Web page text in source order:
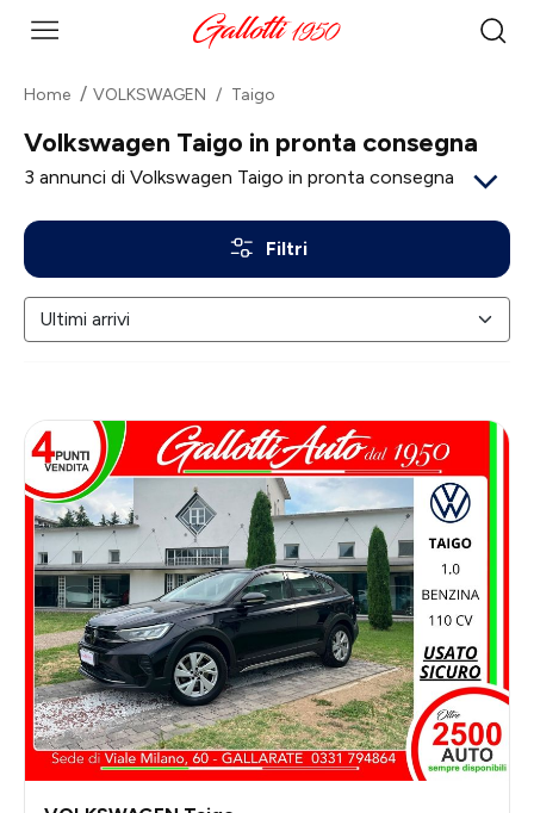
Home VOLKSWAGEN Taigo
Volkswagen Taigo in pronta consegna
3 annunci di Volkswagen Taigo in pronta consegna
Filtri